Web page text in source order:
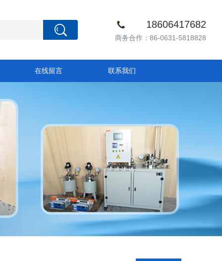
18606417682
商务合作：86-0631-5818828
在线留言 联系我们